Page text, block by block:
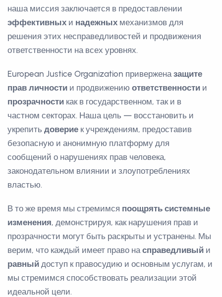
наша миссия заключается в предоставлении
эффективных и надежных механизмов для
решения этих несправедливостей и продвижения
ответственности на всех уровнях.
European Justice Organization привержена защите
прав личности и продвижению ответственности и
прозрачности как в государственном, так и в
частном секторах. Наша цель — восстановить и
укрепить доверие к учреждениям, предоставив
безопасную и анонимную платформу для
сообщений о нарушениях прав человека,
законодательном влиянии и злоупотреблениях
властью.
В то же время мы стремимся поощрять системные
изменения, демонстрируя, как нарушения прав и
прозрачности могут быть раскрыты и устранены. Мы
верим, что каждый имеет право на справедливый и
равный доступ к правосудию и основным услугам, и
мы стремимся способствовать реализации этой
идеальной цели.